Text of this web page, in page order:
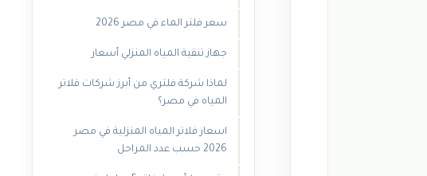
سعر فلتر الماء في مصر 2026
جهاز تنقية المياه المنزلي أسعار
لماذا شركة فلتري من أبرز شركات فلاتر
المياه في مصر؟
اسعار فلاتر المياه المنزلية في مصر
2026 حسب عدد المراحل